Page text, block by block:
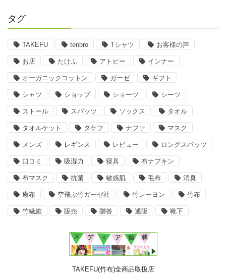
タグ
TAKEFU tenbro Tシャツ お客様の声
お店 たけふ アトピー インナー
オーガニックコットン ガーゼ ギフト
シャツ ショップ ショーツ シーツ
ストール スパッツ ソックス タオル
タオルケット タケフ ナファ マスク
メンズ レギンス レビュー ロングスパッツ
口コミ 吸湿力 寝具 布ナプキン
布マスク 抗菌 敏感肌 毛布 消臭
癒布 空飛ぶ竹ガーゼ社 竹レーヨン 竹布
竹繊維 販売 贈答 通販 靴下
TAKEFU(竹布)全商品取扱店